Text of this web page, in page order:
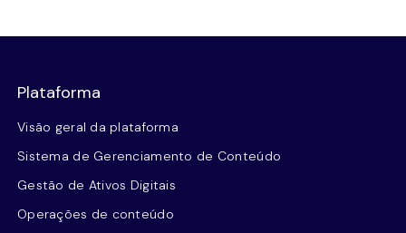
Plataforma
Visão geral da plataforma
Sistema de Gerenciamento de Conteúdo
Gestão de Ativos Digitais
Operações de conteúdo